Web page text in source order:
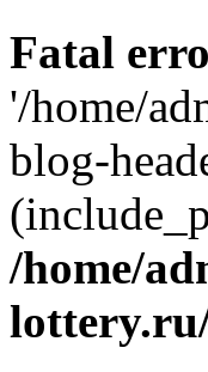
Fatal
'/home/
blog-
/home/